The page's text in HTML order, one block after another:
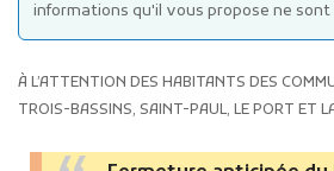
Projets financés par
informations qu'il vous propose ne
À L’ATTENTION DES HABITANTS DES
TROIS-BASSINS, SAINT-PAUL, LE PORT ET